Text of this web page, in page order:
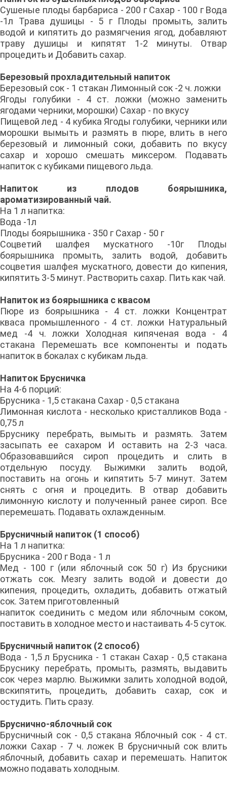
Сушеные плоды барбариса - 200 г Сахар - 100 г Вода
-1л Трава душицы - 5 г Плоды промыть, залить
водой и кипятить до размягчения ягод, добавляют
траву душицы и кипятят 1-2 минуты. Отвар
процедить и Добавить сахар.
Березовый прохладительный напиток
Березовый сок - 1 стакан Лимонный сок -2 ч. ложки
Ягоды голубики - 4 ст. ложки (можно заменить
ягодами черники, морошки) Сахар - по вкусу
Пищевой лед - 4 кубика Ягоды голубики, черники или
морошки вымыть и размять в пюре, влить в него
березовый и лимонный соки, добавить по вкусу
сахар и хорошо смешать миксером. Подавать
напиток с кубиками пищевого льда.
Напиток из плодов боярышника,
ароматизированный чай.
На 1 л напитка:
Вода -1л
Плоды боярышника - 350 г Сахар - 50 г
Соцветий шалфея мускатного -10г Плоды
боярышника промыть, залить водой, добавить
соцветия шалфея мускатного, довести до кипения,
кипятить 3-5 минут. Растворить сахар. Пить как чай.
Напиток из боярышника с квасом
Пюре из боярышника - 4 ст. ложки Концентрат
кваса промышленного - 4 ст. ложки Натуральный
мед -4 ч. ложки Холодная кипяченая вода - 4
стакана Перемешать все компоненты и подать
напиток в бокалах с кубикам льда.
Напиток Брусничка
На 4-6 порций:
Брусника - 1,5 стакана Сахар - 0,5 стакана
Лимонная кислота - несколько кристалликов Вода -
0,75 л
Бруснику перебрать, вымыть и размять. Затем
засыпать ее сахаром И оставить на 2-3 часа.
Образовавшийся сироп процедить и слить в
отдельную посуду. Выжимки залить водой,
поставить на огонь и кипятить 5-7 минут. Затем
снять с огня и процедить. В отвар добавить
лимонную кислоту и полученный ранее сироп. Все
перемешать. Подавать охлажден­ным.
Брусничный напиток (1 способ)
На 1 л напитка:
Брусника - 200 г Вода - 1 л
Мед - 100 г (или яблочный сок 50 г) Из брусники
отжать сок. Мезгу залить водой и довести до
кипения, процедить, охладить, добавить отжатый
сок. Затем приготовленный
напиток соединить с медом или яблочным соком,
поставить в холодное место и настаивать 4-5 суток.
Брусничный напиток (2 способ)
Вода - 1,5 л Брусника - 1 стакан Сахар - 0,5 стакана
Бруснику перебрать, промыть, размять, выдавить
сок через марлю. Выжимки залить холодной водой,
вскипятить, процедить, добавить сахар, сок и
остудить. Пить сразу.
Бруснично-яблочный сок
Брусничный сок - 0,5 стакана Яблочный сок - 4 ст.
ложки Сахар - 7 ч. ложек В брусничный сок влить
яблочный, добавить сахар и перемешать. Напиток
можно подавать холодным.